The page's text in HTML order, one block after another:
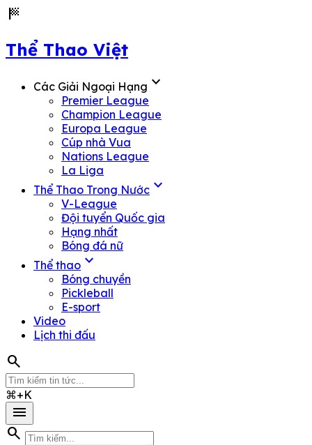
sports_score
Thể Thao Việt
Các Giải Ngoại Hạng expand_more
Premier League
Champion League
Europa League
Cúp nhà Vua
Nations League
La Liga
Thể Thao Trong Nước expand_more
V-League
Đội tuyển Quốc gia
Hạng nhất
Bóng đá nữ
Thể thao expand_more
Bóng chuyền
Pickleball
E-sport
Video
Lịch thi đấu
search
⌘+K
menu
search